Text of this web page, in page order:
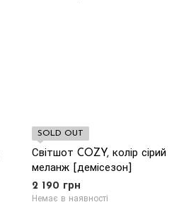
SOLD OUT
Світшот COZY, колір сірий
меланж [демісезон]
2 190 грн
Немає в наявності